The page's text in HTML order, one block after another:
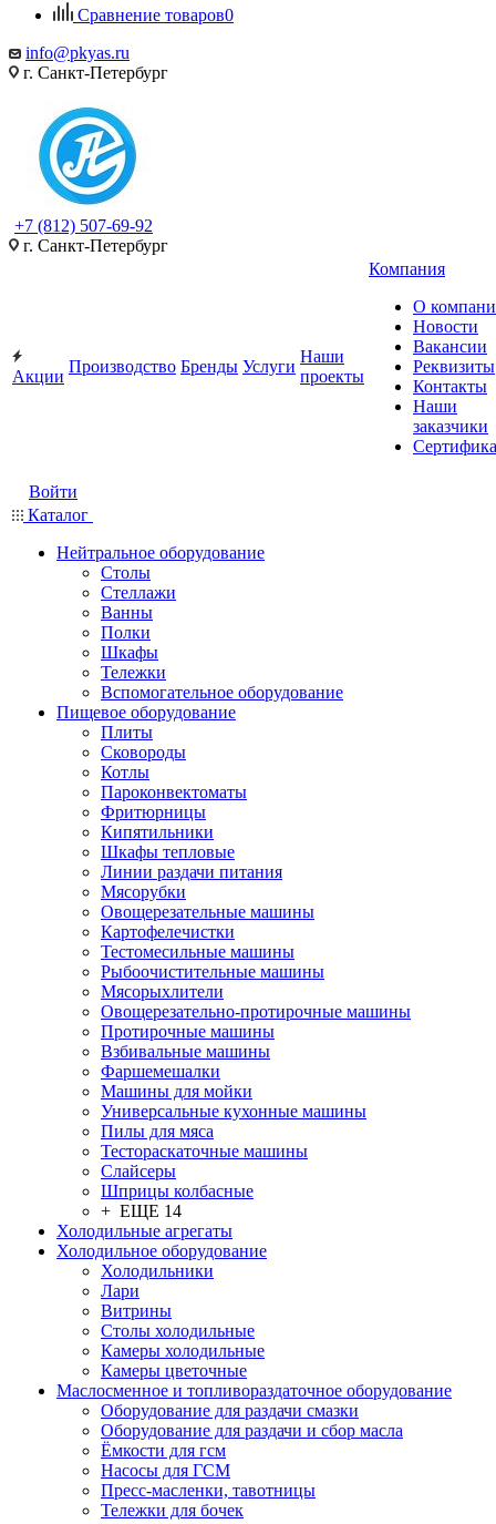
Сравнение товаров0
info@pkyas.ru
г. Санкт-Петербург
+7 (812) 507-69-92
г. Санкт-Петербург
Акции
Производство Бренды Услуги
Наши
проекты
Компания
О
Новости
Вакансии
Реквизиты
Контакты
Наши
заказчики
Войти
Каталог
Нейтральное оборудование
Столы
Стеллажи
Ванны
Полки
Шкафы
Тележки
Вспомогательное оборудование
Пищевое оборудование
Плиты
Сковороды
Котлы
Пароконвектоматы
Фритюрницы
Кипятильники
Шкафы тепловые
Линии раздачи питания
Мясорубки
Овощерезательные машины
Картофелечистки
Тестомесильные машины
Рыбоочистительные машины
Мясорыхлители
Овощерезательно-протирочные машины
Протирочные машины
Взбивальные машины
Фаршемешалки
Машины для мойки
Универсальные кухонные машины
Пилы для мяса
Тестораскаточные машины
Слайсеры
Шприцы колбасные
+ ЕЩЕ 14
Холодильные агрегаты
Холодильное оборудование
Холодильники
Лари
Витрины
Столы холодильные
Камеры холодильные
Камеры цветочные
Маслосменное и топливораздаточное оборудование
Оборудование для раздачи смазки
Оборудование для раздачи и сбор масла
Ёмкости для гсм
Насосы для ГСМ
Пресс-масленки, тавотницы
Тележки для бочек